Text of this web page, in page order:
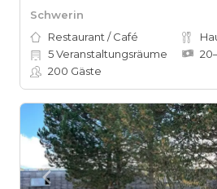
Schwerin
Restaurant / Café
5Veranstaltungsräume
200 Gäste